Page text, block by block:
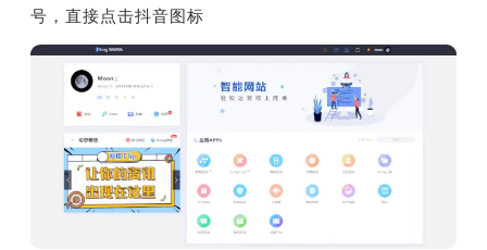
号，直接点击抖音图标